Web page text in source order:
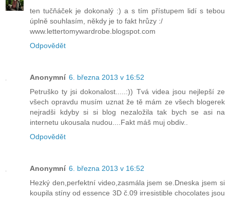
ten tučňáček je dokonalý :) a s tím přístupem lidí s tebou
úplně souhlasím, někdy je to fakt hrůzy :/
www.lettertomywardrobe.blogspot.com
Odpovědět
Anonymní 6. března 2013 v 16:52
Petruško ty jsi dokonalost.....:)) Tvá videa jsou nejlepší ze
všech opravdu musím uznat že tě mám ze všech blogerek
nejradši kdyby si si blog nezaložila tak bych se asi na
internetu ukousala nudou....Fakt máš muj obdiv..
Odpovědět
Anonymní 6. března 2013 v 16:52
Hezký den,perfektní video,zasmála jsem se.Dneska jsem si
koupila stíny od essence 3D č.09 irresistible chocolates jsou